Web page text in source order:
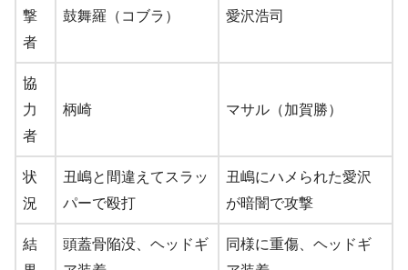
撃
者
鼓舞羅（コブラ） 愛沢浩司
協
力
者
柄崎 マサル（加賀勝）
状
況
丑嶋と間違えてスラッ
パーで殴打
丑嶋にハメられた愛沢
が暗闇で攻撃
結
頭蓋骨陥没、ヘッドギ
同様に重傷、ヘッドギ